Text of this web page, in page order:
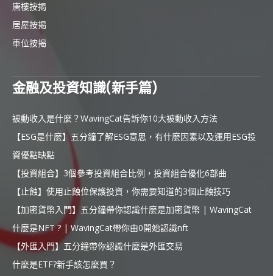
唐樓按揭
居屋按揭
車位按揭
金融及投資知識(新手篇)
被動收入是什麼？WavingCat告訴你10大被動收入方法
【ESG是什麼】五分鐘了解ESG意思，有什麼因素以及運用ESG投
資優點缺點
【投資組合】3個參考投資組合比例，投資組合優化6部曲
【止蝕】使用止蝕位保護投資，你需要知道的3個止蝕技巧
【加密貨幣入門】五分鐘帶你認識什麼是加密貨幣 | WavingCat
什麼是NFT ? | WavingCat帶你由0開始認識nft
【外匯入門】五分鐘帶你認識什麼是外匯交易
什麼是ETF?新手該怎麼買？